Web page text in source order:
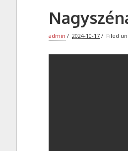
admin 2024-10-17 Filed